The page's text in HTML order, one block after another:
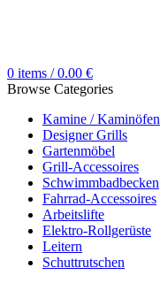
0 items / 0.00 €
Browse Categories
Kamine / Kaminöfen
Designer Grills
Gartenmöbel
Grill-Accessoires
Schwimmbadbecken
Fahrrad-Accessoires
Arbeitslifte
Elektro-Rollgerüste
Leitern
Schuttrutschen